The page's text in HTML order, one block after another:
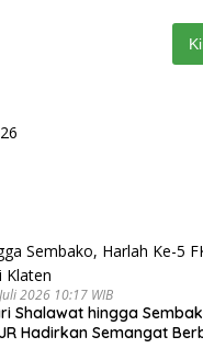
2026 10:17 WIB
Shalawat hingga
Hadirkan Semangat